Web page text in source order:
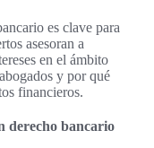
es clave para
asesoran a
en el ámbito
y por qué
financieros.
derecho bancario